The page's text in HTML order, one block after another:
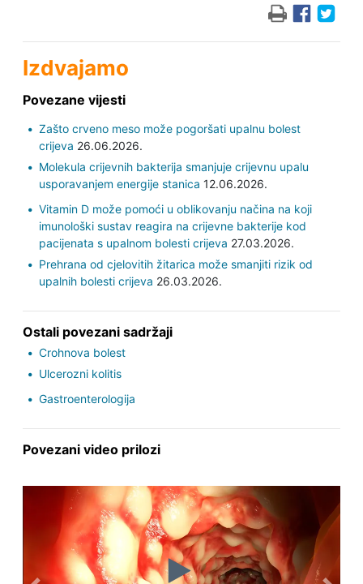
Izdvajamo
Povezane vijesti
Zašto crveno meso može pogoršati upalnu bolest
crijeva 26.06.2026.
Molekula crijevnih bakterija smanjuje crijevnu upalu
usporavanjem energije stanica 12.06.2026.
Vitamin D može pomoći u oblikovanju načina na koji
imunološki sustav reagira na crijevne bakterije kod
pacijenata s upalnom bolesti crijeva 27.03.2026.
Prehrana od cjelovitih žitarica može smanjiti rizik od
upalnih bolesti crijeva 26.03.2026.
Ostali povezani sadržaji
Crohnova bolest
Ulcerozni kolitis
Gastroenterologija
Povezani video prilozi